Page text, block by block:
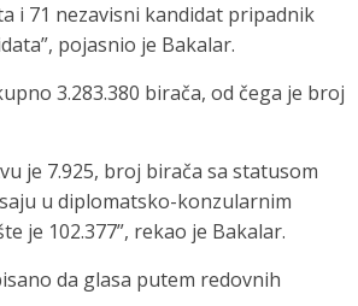
i 71 nezavisni kandidat pripadnik
pojasnio je Bakalar.
3.283.380 birača, od čega je broj
je 7.925, broj birača sa statusom
u diplomatsko-konzularnim
je 102.377”, rekao je Bakalar.
da glasa putem redovnih